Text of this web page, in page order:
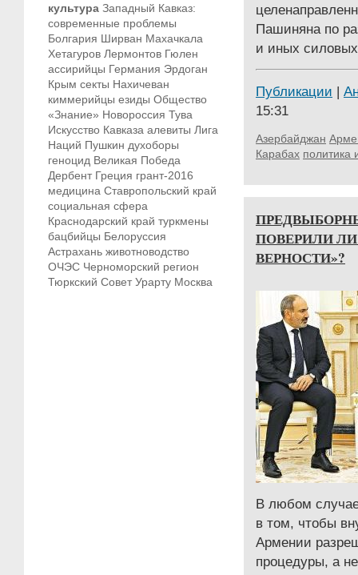
культура Западный Кавказ:
современные проблемы
Болгария Ширван Махачкала
Хетагуров Лермонтов Гюлен
ассирийцы Германия Эрдоган
Крым секты Нахичеван
киммерийцы езиды Общество
«Знание» Новороссия Тува
Искусство Кавказа алевиты Лига
Наций Пушкин духоборы
геноцид Великая Победа
Дербент Греция грант-2016
медицина Ставропольский край
социальная сфера
Краснодарский край туркмены
бацбийцы Белоруссия
Астрахань животноводство
ОЧЭС Черноморский регион
Тюркский Совет Урарту Москва
Пашиняна по
и иных силовых
Публикации |
15:31
Азербайджан
Карабах политика
ПОВЕРИЛИ
ВЕРНОСТИ»?
В любом
в том, чтобы
Армении
процедуры, а